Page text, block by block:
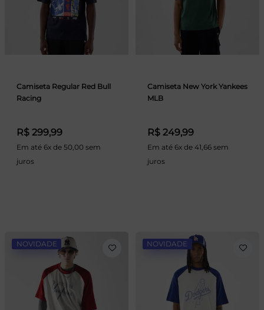
Camiseta Regular Red Bull
Racing
R$ 299,99
Em até 6x de 50,00 sem
juros
Camiseta New York Yankees
MLB
R$ 249,99
Em até 6x de 41,66 sem
juros
NOVIDADE NOVIDADE